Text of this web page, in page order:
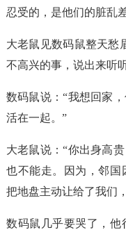
忍受的，是他们的脏乱差
大老鼠见数码鼠整天愁
不高兴的事，说出来听
数码鼠说：“我想回家
活在一起。”
大老鼠说：“你出身高
也不能走。因为，邻国
把地盘主动让给了我们
数码鼠几乎要哭了，他